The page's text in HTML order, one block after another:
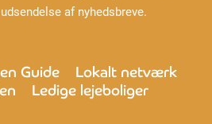
af nyhedsbreve.
Guide
Lokalt netværk
Ledige lejeboliger